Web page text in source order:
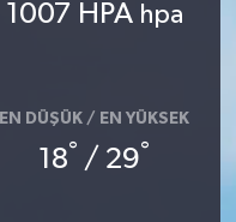
1007 HPA hpa
EN DÜŞÜK / EN YÜKSEK
18° / 29°